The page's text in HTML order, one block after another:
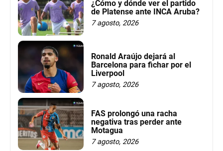
¿Cómo y dónde ver el partido
de Platense ante INCA Aruba?
7 agosto, 2026
Ronald Araújo dejará al
Barcelona para fichar por el
Liverpool
7 agosto, 2026
FAS prolongó una racha
negativa tras perder ante
Motagua
7 agosto, 2026